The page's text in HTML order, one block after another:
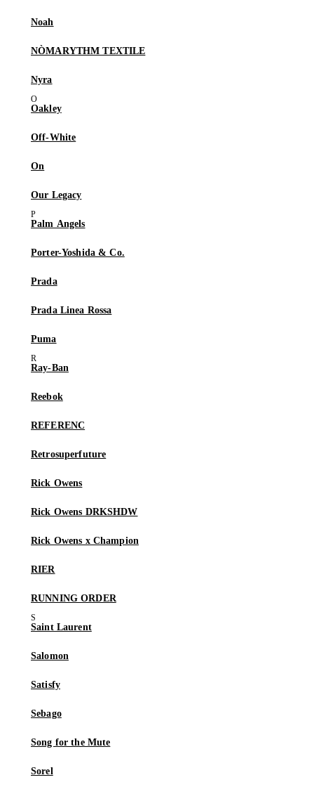
Noah
NÒMARYTHM TEXTILE
Nyra
Oakley
Off-White
On
Our Legacy
Palm Angels
Porter-Yoshida & Co.
Prada
Prada Linea Rossa
Puma
Ray-Ban
Reebok
REFERENC
Retrosuperfuture
Rick Owens
Rick Owens DRKSHDW
Rick Owens x Champion
RIER
RUNNING ORDER
Saint Laurent
Salomon
Satisfy
Sebago
Song for the Mute
Sorel